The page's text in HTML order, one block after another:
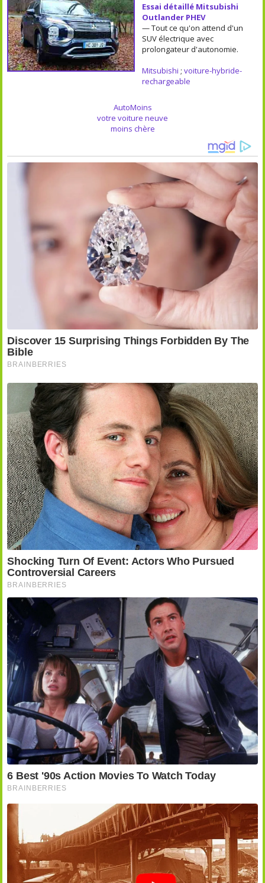
Essai détaillé Mitsubishi
Outlander PHEV
— Tout ce qu'on attend d'un
SUV électrique avec
prolongateur d'autonomie.
Mitsubishi ; voiture-hybride-
rechargeable
AutoMoins
votre voiture neuve
moins chère